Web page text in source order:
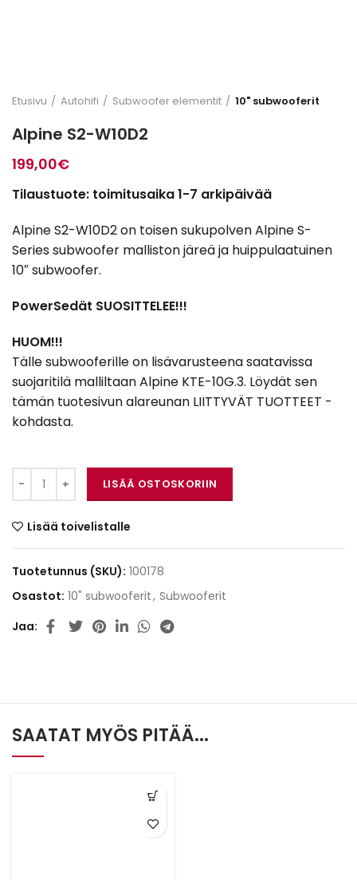
Etusivu Autohifi Subwoofer elementit 10" subwooferit
Alpine S2-W10D2
199,00€
Tilaustuote: toimitusaika 1-7 arkipäivää
Alpine S2-W10D2 on toisen sukupolven Alpine S-
Series subwoofer malliston järeä ja huippulaatuinen
10″ subwoofer.
PowerSedät SUOSITTELEE!!!
HUOM!!!
Tälle subwooferille on lisävarusteena saatavissa
suojaritilä malliltaan Alpine KTE-10G.3. Löydät sen
tämän tuotesivun alareunan LIITTYVÄT TUOTTEET -
kohdasta.
Alpine S2-W10D2 määrä
LISÄÄ OSTOSKORIIN
Lisää toivelistalle
Tuotetunnus (SKU): 100178
Osastot: 10" subwooferit, Subwooferit
Jaa
SAATAT MYÖS PITÄÄ...